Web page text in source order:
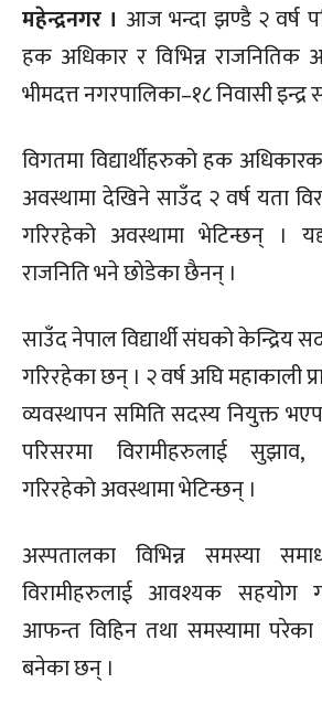
महेन्द्रनगर । आज भन्दा झण्डै २ वर्ष
हक अधिकार र विभिन्न राजनितिक
भीमदत्त नगरपालिका–१८ निवासी इन्द्र
विगतमा विद्यार्थीहरुको हक
अवस्थामा देखिने साउँद २ वर्ष यता
गरिरहेको अवस्थामा भेटिन्छन् ।
राजनिति भने छोडेका छैनन् ।
साउँद नेपाल विद्यार्थी संघको
गरिरहेका छन् । २ वर्ष अघि महाकाली
व्यवस्थापन समिति सदस्य नियुक्त
परिसरमा विरामीहरुलाई
गरिरहेको अवस्थामा भेटिन्छन् ।
अस्पतालका विभिन्न समस्या
विरामीहरुलाई आवश्यक सहयोग
आफन्त विहिन तथा समस्यामा परेका
बनेका छन् ।